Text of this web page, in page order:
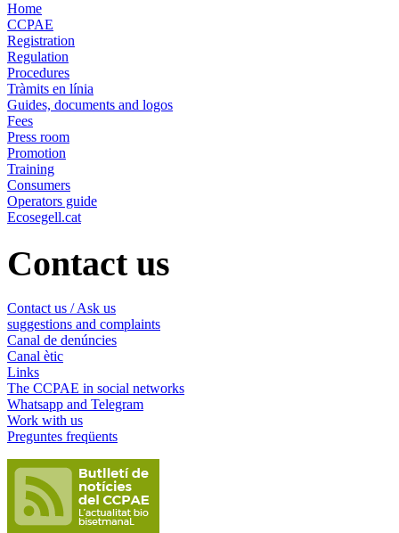
Home
CCPAE
Registration
Regulation
Procedures
Tràmits en línia
Guides, documents and logos
Fees
Press room
Promotion
Training
Consumers
Operators guide
Ecosegell.cat
Contact us
Contact us / Ask us
suggestions and complaints
Canal de denúncies
Canal ètic
Links
The CCPAE in social networks
Whatsapp and Telegram
Work with us
Preguntes freqüents